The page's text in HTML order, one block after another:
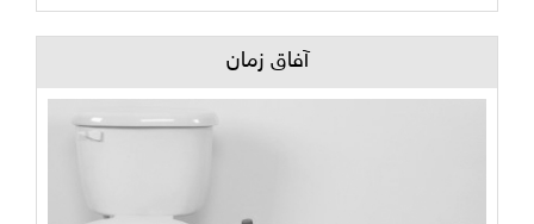
آفاق زمان